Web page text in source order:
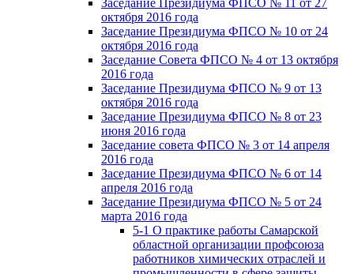
октября 2016 года
Заседание Президиума ФПСО № 10 от 24
октября 2016 года
Заседание Совета ФПСО № 4 от 13 октября
2016 года
Заседание Президиума ФПСО № 9 от 13
октября 2016 года
Заседание Президиума ФПСО № 8 от 23
июня 2016 года
Заседание совета ФПСО № 3 от 14 апреля
2016 года
Заседание Президиума ФПСО № 6 от 14
апреля 2016 года
Заседание Президиума ФПСО № 5 от 24
марта 2016 года
5-1 О практике работы Самарской
областной организации профсоюза
работников химических отраслей и